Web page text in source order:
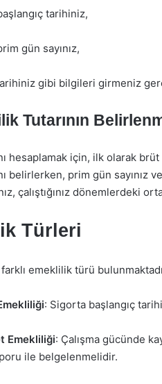
tarihiniz,
gün sayınız,
gibi bilgileri girmeniz
Tutarının
hesaplamak için, ilk olarak
belirlerken, prim gün sayınız
çalıştığınız
Türleri
emeklilik türü
: Sigorta başlangıç
Emekliliği: Çalışma gücünde
ile belgelenmelidir.